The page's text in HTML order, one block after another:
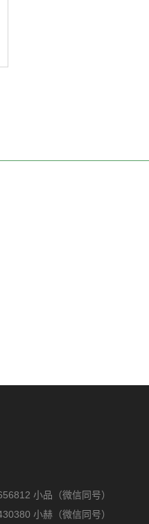
小品（微信同号）
小赫（微信同号）